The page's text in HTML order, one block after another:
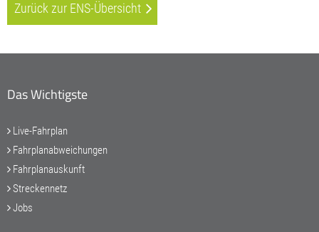
Zurück zur ENS-Übersicht
Das Wichtigste
Live-Fahrplan
Fahrplanabweichungen
Fahrplanauskunft
Streckennetz
Jobs